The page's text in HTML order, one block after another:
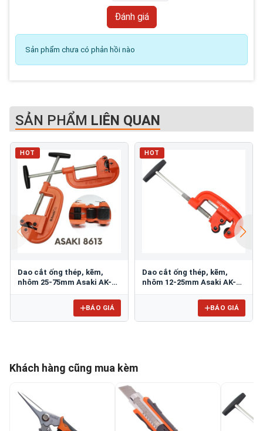
Sản phẩm chưa có phản hồi nào
SẢN PHẨM LIÊN QUAN
HOT
Dao cắt ống thép, kẽm,
nhôm 25-75mm Asaki AK-
BÁO GIÁ
HOT
Dao cắt ống thép, kẽm,
nhôm 12-25mm Asaki AK-
BÁO GIÁ
Khách hàng cũng mua kèm